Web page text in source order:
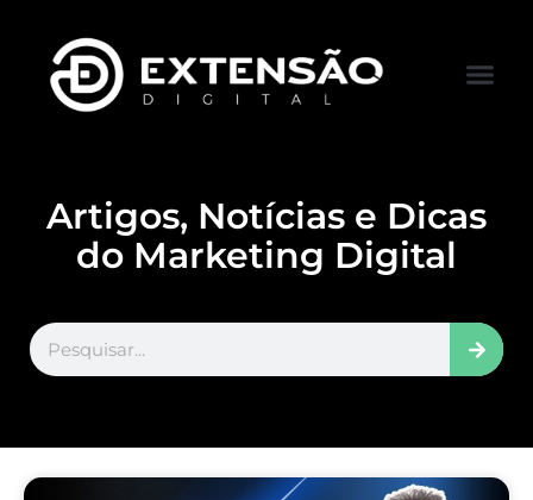
Artigos, Notícias e Dicas
do Marketing Digital